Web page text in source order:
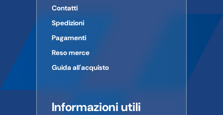
Contatti
Spedizioni
Pagamenti
Reso merce
Guida all'acquisto
Informazioni utili